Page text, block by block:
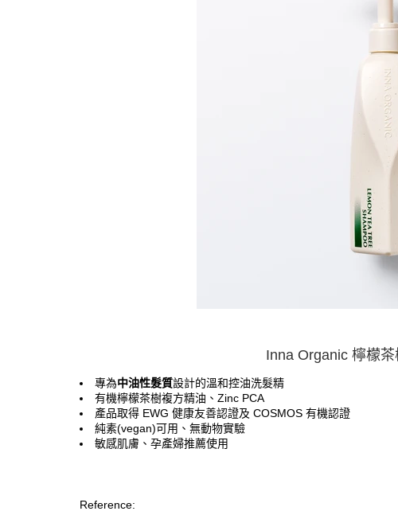
Inna Organic 檸檬
專為中油性髮質設計的溫和控油洗髮精
有機檸檬茶樹複方精油、Zinc PCA
產品取得 EWG 健康友善認證及 COSMOS 有機認證
純素(vegan)可用、無動物實驗
敏感肌膚、孕產婦推薦使用
Reference: